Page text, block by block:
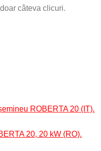
câteva clicuri.
ROBERTA 20 (IT).
20, 20 kW (RO).